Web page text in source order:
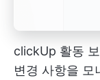
clickUp 활동
변경 사항을 모